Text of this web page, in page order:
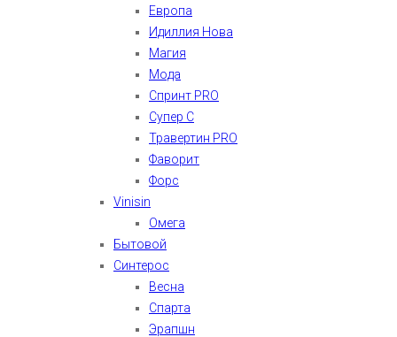
Европа
Идиллия Нова
Магия
Мода
Спринт PRO
Супер С
Травертин PRO
Фаворит
Форс
Vinisin
Омега
Бытовой
Синтерос
Весна
Спарта
Эрапшн